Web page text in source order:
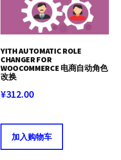
YITH AUTOMATIC ROLE
CHANGER FOR
WOOCOMMERCE 电商自动角色
改换
¥312.00
加入购物车